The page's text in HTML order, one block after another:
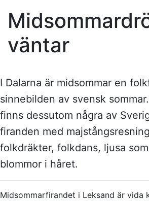
väntar
I Dalarna är midsommar en
sinnebilden av svensk
finns dessutom några av
firanden med
folkdräkter, folkdans, ljusa
blommor i håret.
Midsommarfirandet i Leksand är vida